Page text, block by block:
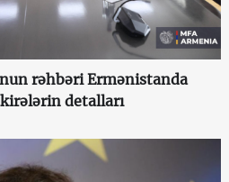
rəhbəri Ermənistanda
detalları